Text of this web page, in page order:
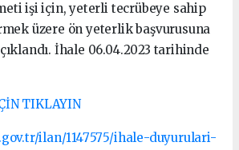
işi için, yeterli tecrübeye sahip
üzere ön yeterlik başvurusuna
İhale 06.04.2023 tarihinde
TIKLAYIN
ilan/1147575/ihale-duyurulari-